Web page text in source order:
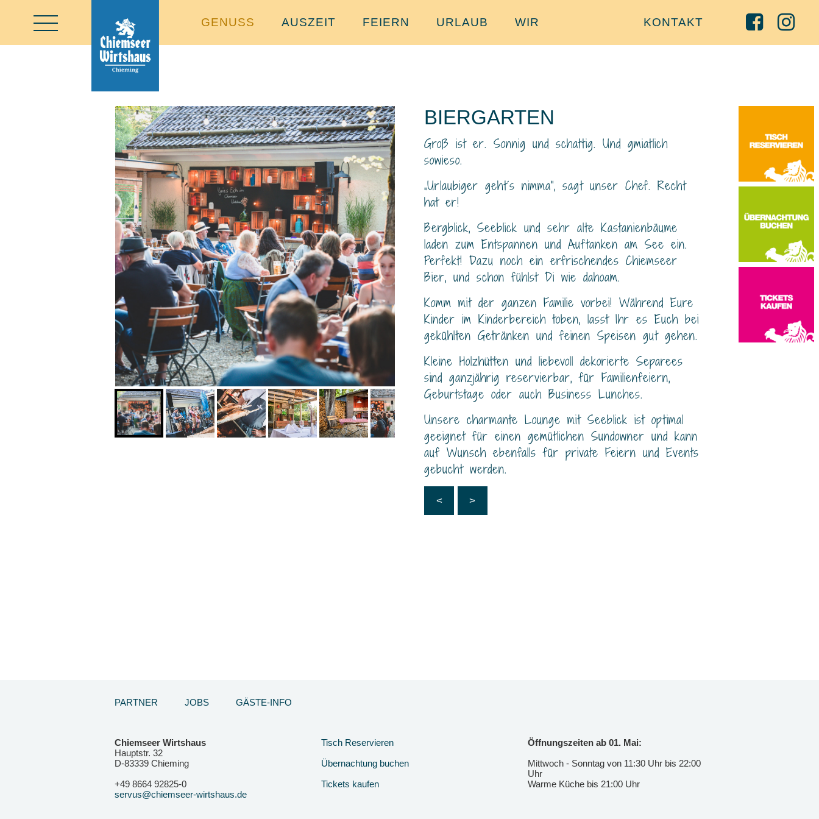
GENUSS AUSZEIT FEIERN URLAUB WIR KONTAKT
BIERGARTEN
Groß ist er. Sonnig und schattig. Und gmiatlich
sowieso.
„Urlaubiger geht´s nimma“, sagt unser Chef. Recht
hat er!
Bergblick, Seeblick und sehr alte Kastanienbäume
laden zum Entspannen und Auftanken am See ein.
Perfekt! Dazu noch ein erfrischendes Chiemseer
Bier, und schon fühlst Di wie dahoam.
Komm mit der ganzen Familie vorbei! Während Eure
Kinder im Kinderbereich toben, lasst Ihr es Euch bei
gekühlten Getränken und feinen Speisen gut gehen.
Kleine Holzhütten und liebevoll dekorierte Separees
sind ganzjährig reservierbar, für Familienfeiern,
Geburtstage oder auch Business Lunches.
Unsere charmante Lounge mit Seeblick ist optimal
geeignet für einen gemütlichen Sundowner und kann
auf Wunsch ebenfalls für private Feiern und Events
gebucht werden.
< >
PARTNER JOBS GÄSTE-INFO
Chiemseer Wirtshaus
Hauptstr. 32
D-83339 Chieming
+49 8664 92825-0
servus@chiemseer-wirtshaus.de
Tisch Reservieren
Übernachtung buchen
Tickets kaufen
Öffnungszeiten ab 01. Mai:
Mittwoch - Sonntag von 11:30 Uhr bis 22:00
Uhr
Warme Küche bis 21:00 Uhr